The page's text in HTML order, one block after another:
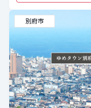
別府市